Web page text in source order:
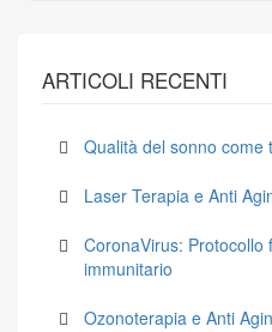
ARTICOLI RECENTI
Qualità del sonno come
Laser Terapia e Anti
CoronaVirus:
immunitario
Ozonoterapia e Anti